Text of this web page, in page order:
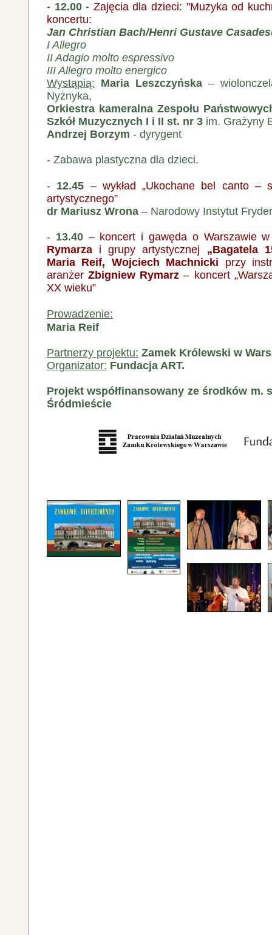
- 12.00 - Zajęcia dla dzieci: "Muzyka od
koncertu:
Jan Christian Bach/Henri Gustave
I Allegro
II Adagio molto espressivo
III Allegro molto energico
Wystąpią: Maria Leszczyńska–
Nyżnyka,
Orkiestra kameralna Zespołu
Szkół Muzycznych I i II st. nr 3 im. Grażyny
Andrzej Borzym - dyrygent
- Zabawa plastyczna dla dzieci.
- 12.45 – wykład „Ukochane bel canto –
artystycznego”
dr Mariusz Wrona – Narodowy Instytut
- 13.40– koncert i gawęda o Warszawie
Rymarza i grupy artystycznej „Bagatela
Maria Reif, Wojciech Machnicki przy
aranżerZbigniew Rymarz– koncert
XX wieku”
Prowadzenie:
Maria Reif
Partnerzy projektu: Zamek Królewski w
Organizator: Fundacja ART.
Projekt współfinansowany ze środków m.
Śródmieście